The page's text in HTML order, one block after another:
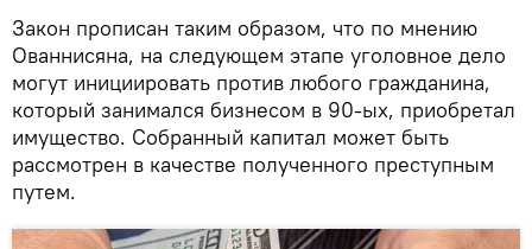
Закон прописан таким образом, что по мнению
Ованнисяна, на следующем этапе уголовное дело
могут инициировать против любого гражданина,
который занимался бизнесом в 90-ых, приобретал
имущество. Собранный капитал может быть
рассмотрен в качестве полученного преступным
путем.